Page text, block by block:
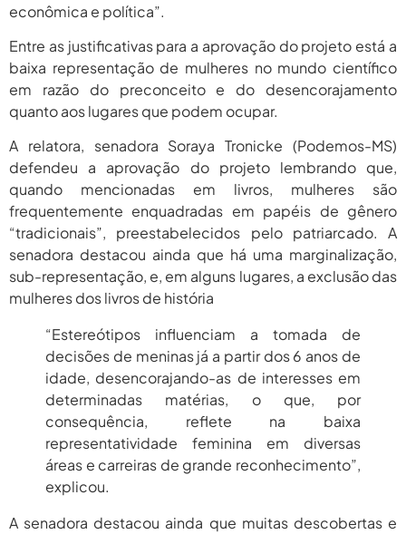
econômica e política”.
Entre as justificativas para a aprovação do projeto está a
baixa representação de mulheres no mundo científico
em razão do preconceito e do desencorajamento
quanto aos lugares que podem ocupar.
A relatora, senadora Soraya Tronicke (Podemos-MS)
defendeu a aprovação do projeto lembrando que,
quando mencionadas em livros, mulheres são
frequentemente enquadradas em papéis de gênero
“tradicionais”, preestabelecidos pelo patriarcado. A
senadora destacou ainda que há uma marginalização,
sub-representação, e, em alguns lugares, a exclusão das
mulheres dos livros de história
“Estereótipos influenciam a tomada de
decisões de meninas já a partir dos 6 anos de
idade, desencorajando-as de interesses em
determinadas matérias, o que, por
consequência, reflete na baixa
representatividade feminina em diversas
áreas e carreiras de grande reconhecimento”,
explicou.
A senadora destacou ainda que muitas descobertas e